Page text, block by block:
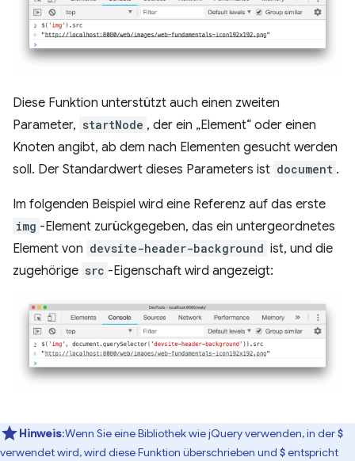
Diese Funktion unterstützt auch einen zweiten
Parameter, startNode , der ein „Element“ oder einen
Knoten angibt, ab dem nach Elementen gesucht werden
soll. Der Standardwert dieses Parameters ist document .
Im folgenden Beispiel wird eine Referenz auf das erste
img -Element zurückgegeben, das ein untergeordnetes
Element von devsite-header-background ist, und die
zugehörige src -Eigenschaft wird angezeigt:
Hinweis:Wenn Sie eine Bibliothek wie jQuery verwenden, in der$
verwendet wird, wird diese Funktion überschrieben und $entspricht